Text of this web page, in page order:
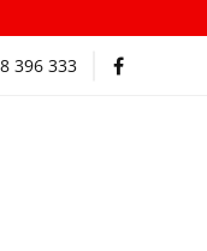
396 333
Inspiracje